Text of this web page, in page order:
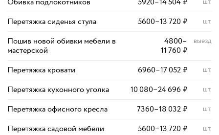
Перетяжка сиденья стула 5600–13 720₽ шт.
Пошив новой обивки мебели в
мастерской
4800–
11 760₽
выезд
Перетяжка кровати 6960–17 052₽ шт.
Перетяжка кухонного уголка 10 080–24 696₽ шт.
Перетяжка офисного кресла 7360–18 032₽ шт.
Перетяжка садовой мебели 5600–13 720₽ шт.